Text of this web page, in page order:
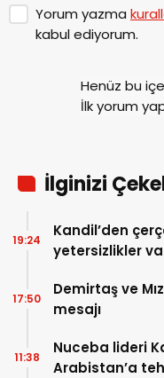
Yorum yazma
kabul ediyorum.
Henüz bu
İlk yorum
İlginizi
Kandil’den
yetersizlikler
19:24
Demirtaş ve
mesajı
17:50
Nuceba lideri
Arabistan’a
11:38